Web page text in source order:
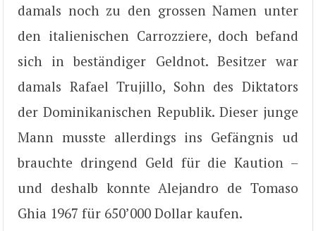
damals noch zu den grossen Namen unter
den italienischen Carrozziere, doch befand
sich in beständiger Geldnot. Besitzer war
damals Rafael Trujillo, Sohn des Diktators
der Dominikanischen Republik. Dieser junge
Mann musste allerdings ins Gefängnis ud
brauchte dringend Geld für die Kaution –
und deshalb konnte Alejandro de Tomaso
Ghia 1967 für 650’000 Dollar kaufen.